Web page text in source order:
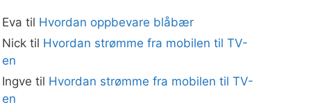
Eva til Hvordan oppbevare blåbær
Nicktil Hvordan strømme fra mobilen til TV-
en
Ingve til Hvordan strømme fra mobilen til TV-
en